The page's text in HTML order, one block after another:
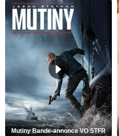
Mutiny Bande-annonce VO STFR